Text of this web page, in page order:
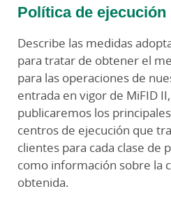
Política de ejecución
Describe las medidas
para tratar de obtener el
para las operaciones de
entrada en vigor de MiFID
publicaremos los
centros de ejecución que
clientes para cada clase de
como información sobre la
obtenida.